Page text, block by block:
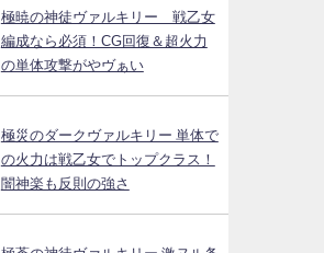
極暁の神徒ヴァルキリー 戦乙女
編成なら必須！CG回復＆超火力
の単体攻撃がやヴぁい
極災のダークヴァルキリー 単体で
の火力は戦乙女でトップクラス！
闇神楽も反則の強さ